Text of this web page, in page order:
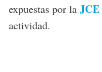
expuestas por la JCE
actividad.